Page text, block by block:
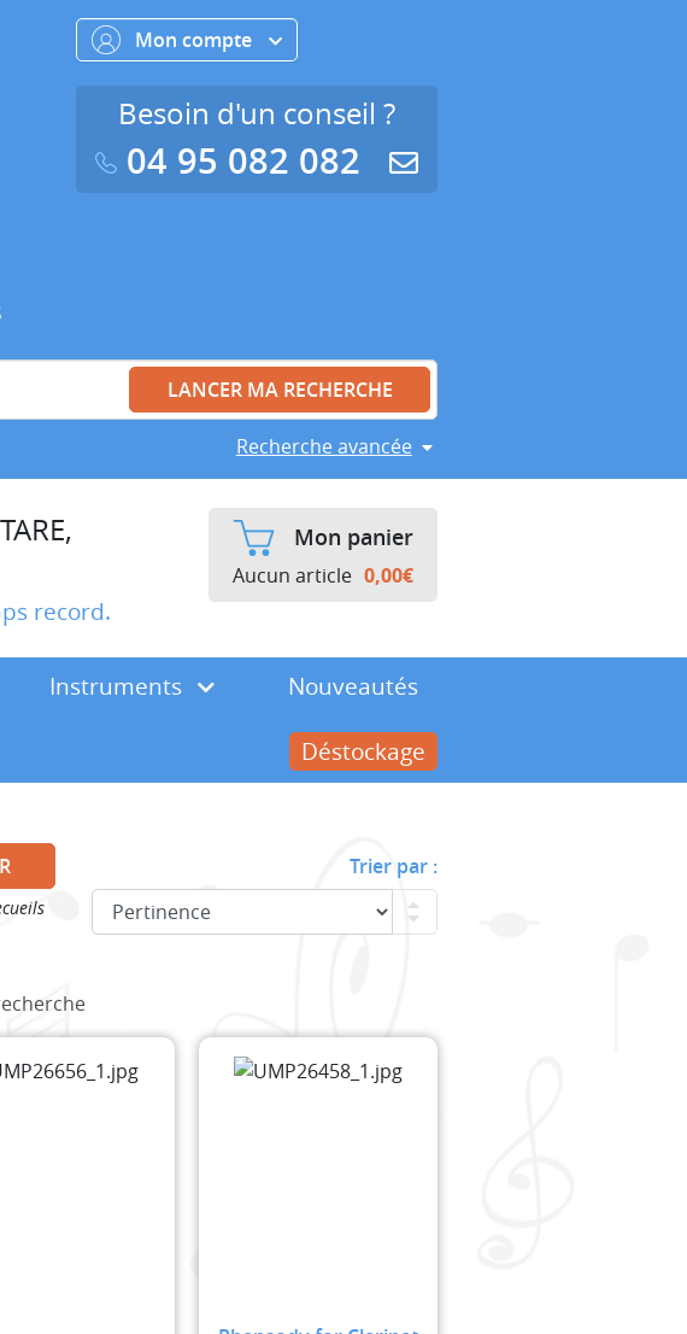
Recherche avancée
Mon compte
Besoin d'un conseil ?
04 95 082 082
record.
Mon panier
Aucun article 0,00€
Instruments
Nouveautés
Déstockage
Trier par :